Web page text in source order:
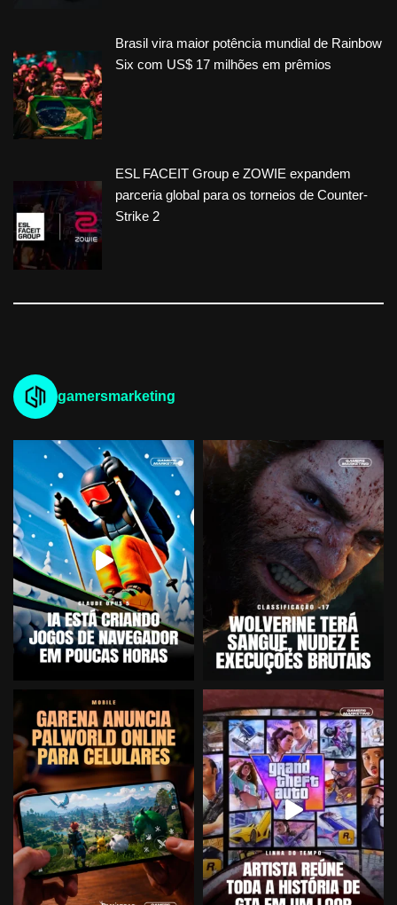
Brasil vira maior potência mundial de Rainbow
Six com US$ 17 milhões em prêmios
ESL FACEIT Group e ZOWIE expandem
parceria global para os torneios de Counter-
Strike 2
gamersmarketing